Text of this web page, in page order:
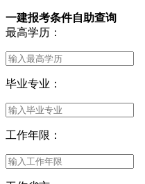
一建报考条件自助查询
最高学历：
毕业专业：
工作年限：